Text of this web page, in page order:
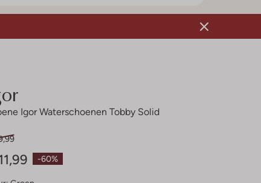
Igor Waterschoenen Tobby Solid
-60%